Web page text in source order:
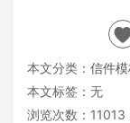
本文分类： 信件模
本文标签：无
浏览次数： 11013